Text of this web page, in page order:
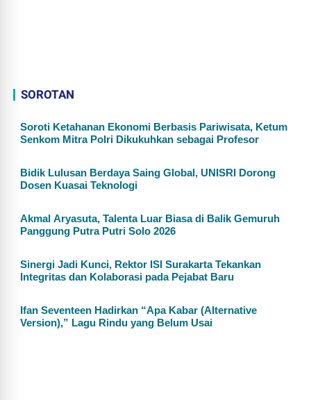
SOROTAN
Soroti Ketahanan Ekonomi Berbasis Pariwisata, Ketum
Senkom Mitra Polri Dikukuhkan sebagai Profesor
Bidik Lulusan Berdaya Saing Global, UNISRI Dorong
Dosen Kuasai Teknologi
Akmal Aryasuta, Talenta Luar Biasa di Balik Gemuruh
Panggung Putra Putri Solo 2026
Sinergi Jadi Kunci, Rektor ISI Surakarta Tekankan
Integritas dan Kolaborasi pada Pejabat Baru
Ifan Seventeen Hadirkan “Apa Kabar (Alternative
Version),” Lagu Rindu yang Belum Usai